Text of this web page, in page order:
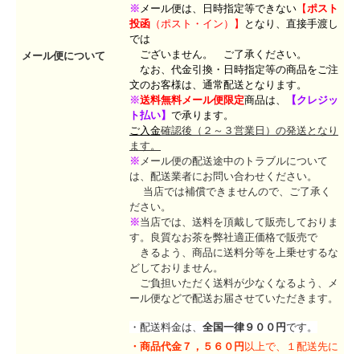
メール便について
※ メール便は、 日時指定等できない 【 ポスト
投函 （ ポスト・イン）】
となり、直接手渡し
では
ございません。 ご了承ください。
なお、代金引換・日時指定等の商品をご注
文のお客様は、通常配送となります。
※送料無料メール便限定商品は、 【クレジッ
ト払い】 で承ります。
ご入金確認後（２～３営業日）の発送となり
ます。
※ メール便の配送途中のトラブルについて
は、配送業者にお問い合わせください。
当店では補償できませんので、ご了承く
ださい。
※当店では、送料を頂戴して販売しておりま
す。良質なお茶を弊社適正価格で販売で
きるよう、商品に送料分等を上乗せするな
どしておりません。
ご負担いただく送料が少なくなるよう、メ
ール便などで配送お届させていただきます。
・配送料金は、 全国一律９００円です。
・ 商品代金７，５６０円 以上で、１配送先に